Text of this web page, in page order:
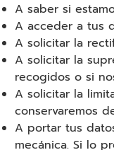
A saber si
A acceder a tus
A solicitar la
A solicitar la
recogidos o si
A solicitar la
conservaremos
A portar tus
mecánica. Si lo